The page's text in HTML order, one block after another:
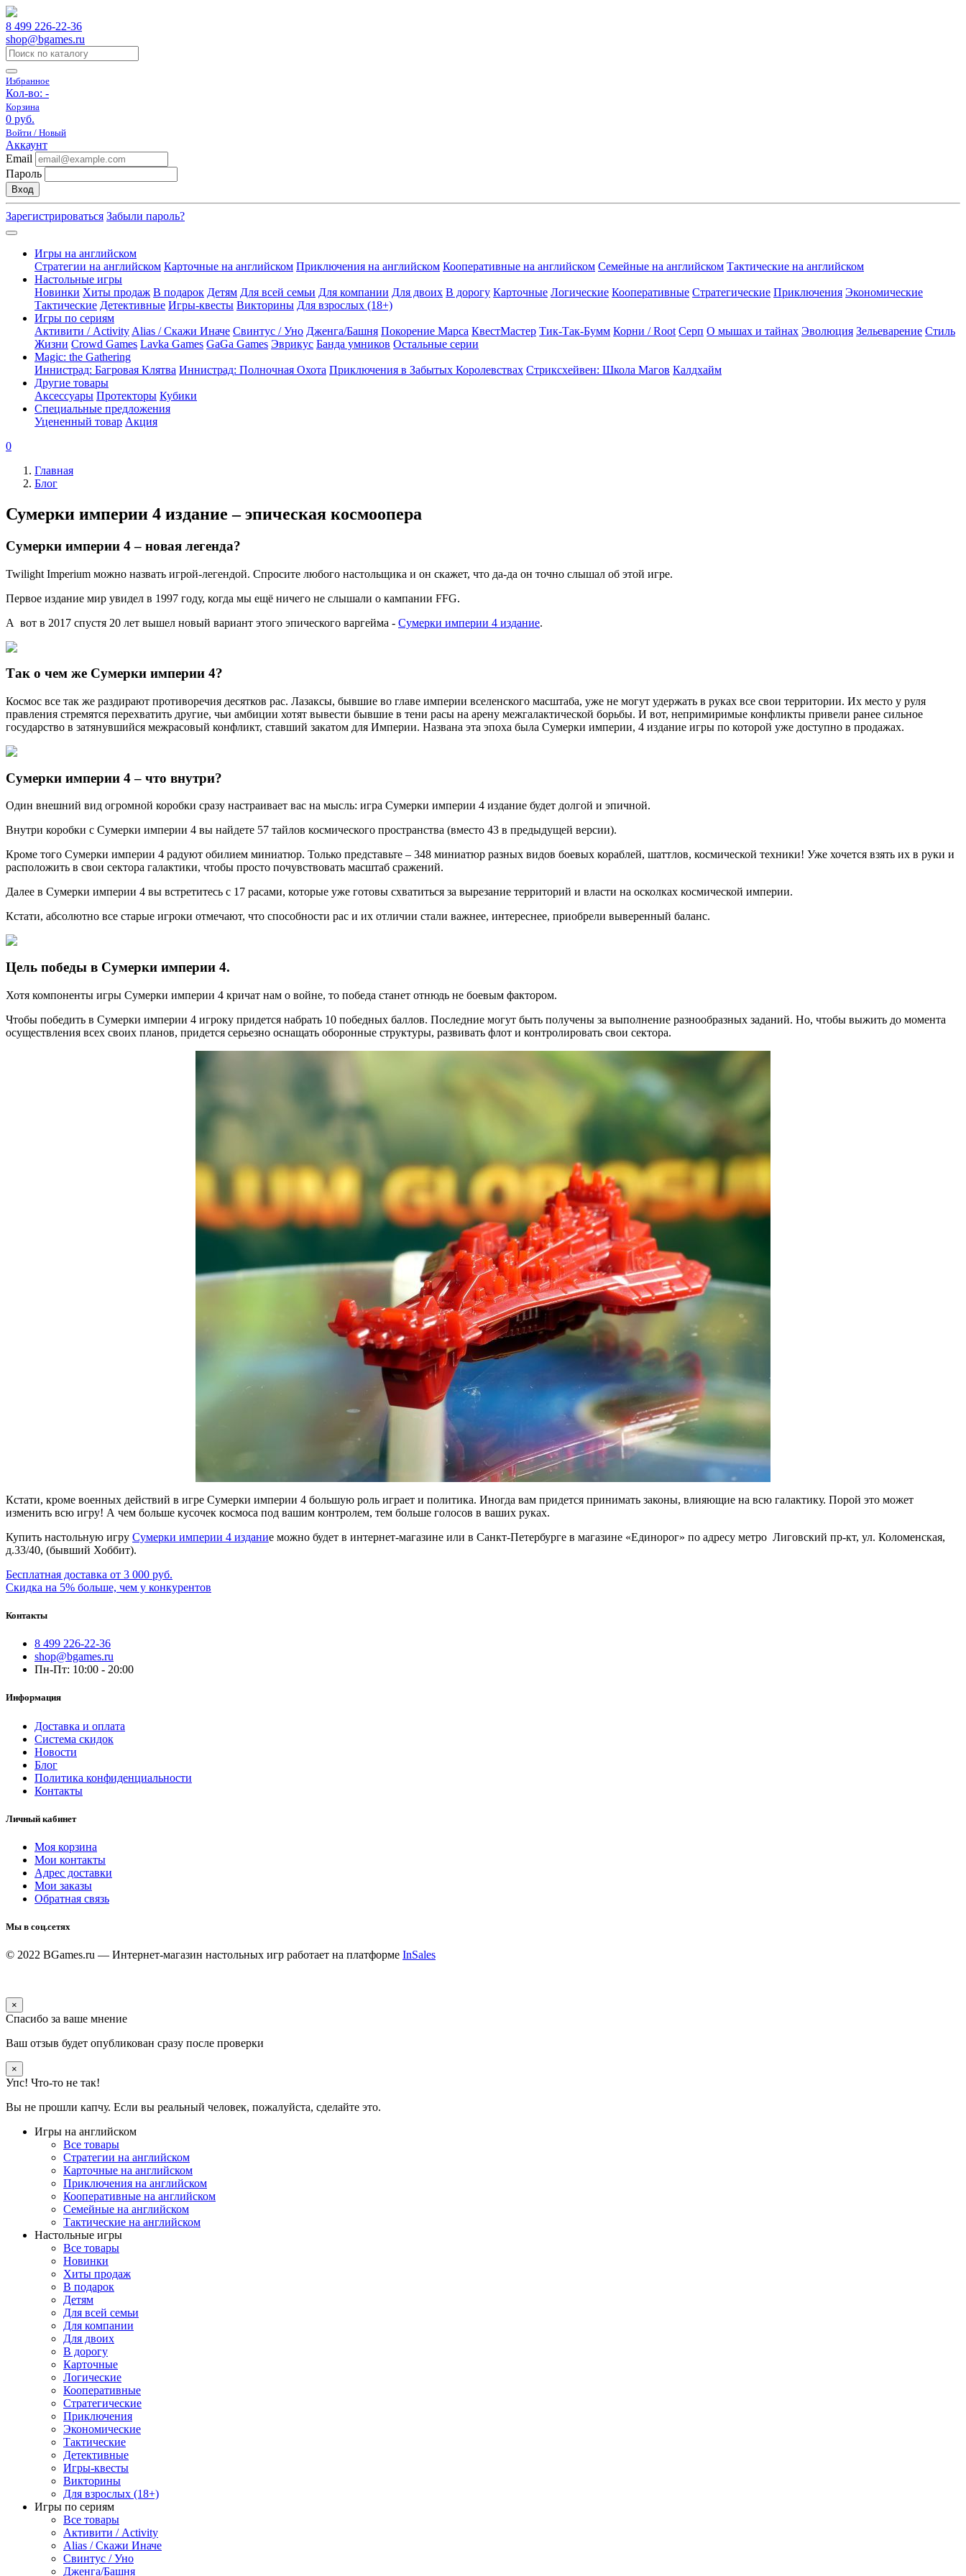
8 499 226-22-36
shop@bgames.ru
Избранное
Кол-во: -
Корзина
0 руб.
Войти / Новый
Аккаунт
Email
Пароль
Вход
Зарегистрироваться Забыли пароль?
Игры на английском
Стратегии на английском Карточные на английском Приключения на английском Кооперативные на английском Семейные на английском Тактические на английском
Настольные игры
Новинки Хиты продаж В подарок Детям Для всей семьи Для компании Для двоих В дорогу Карточные Логические Кооперативные Стратегические Приключения Экономические
Тактические Детективные Игры-квесты Викторины Для взрослых (18+)
Игры по сериям
Активити / Activity Alias / Скажи Иначе Свинтус / Уно Дженга/Башня Покорение Марса КвестМастер Тик-Так-Бумм Корни / Root Серп О мышах и тайнах Эволюция Зельеварение Стиль
Жизни Crowd Games Lavka Games GaGa Games Эврикус Банда умников Остальные серии
Magic: the Gathering
Иннистрад: Багровая Клятва Иннистрад: Полночная Охота Приключения в Забытых Королевствах Стриксхейвен: Школа Магов Калдхайм
Другие товары
Аксессуары Протекторы Кубики
Специальные предложения
Уцененный товар Акция
0
Главная
Блог
Сумерки империи 4 издание – эпическая космоопера
Сумерки империи 4 – новая легенда?
Twilight Imperium можно назвать игрой-легендой. Спросите любого настольщика и он скажет, что да-да он точно слышал об этой игре.
Первое издание мир увидел в 1997 году, когда мы ещё ничего не слышали о кампании FFG.
А вот в 2017 спустя 20 лет вышел новый вариант этого эпического варгейма - Сумерки империи 4 издание.
Так о чем же Сумерки империи 4?
Космос все так же раздирают противоречия десятков рас. Лазаксы, бывшие во главе империи вселенского масштаба, уже не могут удержать в руках все свои территории. Их место у руля
правления стремятся перехватить другие, чьи амбиции хотят вывести бывшие в тени расы на арену межгалактической борьбы. И вот, непримиримые конфликты привели ранее сильное
государство в затянувшийся межрасовый конфликт, ставший закатом для Империи. Названа эта эпоха была Сумерки империи, 4 издание игры по которой уже доступно в продажах.
Сумерки империи 4 – что внутри?
Один внешний вид огромной коробки сразу настраивает вас на мысль: игра Сумерки империи 4 издание будет долгой и эпичной.
Внутри коробки с Сумерки империи 4 вы найдете 57 тайлов космического пространства (вместо 43 в предыдущей версии).
Кроме того Сумерки империи 4 радуют обилием миниатюр. Только представьте – 348 миниатюр разных видов боевых кораблей, шаттлов, космической техники! Уже хочется взять их в руки и
расположить в свои сектора галактики, чтобы просто почувствовать масштаб сражений.
Далее в Сумерки империи 4 вы встретитесь с 17 расами, которые уже готовы схватиться за вырезание территорий и власти на осколках космической империи.
Кстати, абсолютно все старые игроки отмечают, что способности рас и их отличии стали важнее, интереснее, приобрели выверенный баланс.
Цель победы в Сумерки империи 4.
Хотя компоненты игры Сумерки империи 4 кричат нам о войне, то победа станет отнюдь не боевым фактором.
Чтобы победить в Сумерки империи 4 игроку придется набрать 10 победных баллов. Последние могут быть получены за выполнение разнообразных заданий. Но, чтобы выжить до момента
осуществления всех своих планов, придется серьезно оснащать оборонные структуры, развивать флот и контролировать свои сектора.
Кстати, кроме военных действий в игре Сумерки империи 4 большую роль играет и политика. Иногда вам придется принимать законы, влияющие на всю галактику. Порой это может
изменить всю игру! А чем больше кусочек космоса под вашим контролем, тем больше голосов в ваших руках.
Купить настольную игру Сумерки империи 4 издание можно будет в интернет-магазине или в Санкт-Петербурге в магазине «Единорог» по адресу метро Лиговский пр-кт, ул. Коломенская,
д.33/40, (бывший Хоббит).
Бесплатная доставка от 3 000 руб.
Скидка на 5% больше, чем у конкурентов
Контакты
8 499 226-22-36
shop@bgames.ru
Пн-Пт: 10:00 - 20:00
Информация
Доставка и оплата
Система скидок
Новости
Блог
Политика конфиденциальности
Контакты
Личный кабинет
Моя корзина
Мои контакты
Адрес доставки
Мои заказы
Обратная связь
Мы в соц.сетях
© 2022 BGames.ru — Интернет-магазин настольных игр работает на платформе InSales
×
Спасибо за ваше мнение
Ваш отзыв будет опубликован сразу после проверки
×
Упс! Что-то не так!
Вы не прошли капчу. Если вы реальный человек, пожалуйста, сделайте это.
Игры на английском
Все товары
Стратегии на английском
Карточные на английском
Приключения на английском
Кооперативные на английском
Семейные на английском
Тактические на английском
Настольные игры
Все товары
Новинки
Хиты продаж
В подарок
Детям
Для всей семьи
Для компании
Для двоих
В дорогу
Карточные
Логические
Кооперативные
Стратегические
Приключения
Экономические
Тактические
Детективные
Игры-квесты
Викторины
Для взрослых (18+)
Игры по сериям
Все товары
Активити / Activity
Alias / Скажи Иначе
Свинтус / Уно
Дженга/Башня